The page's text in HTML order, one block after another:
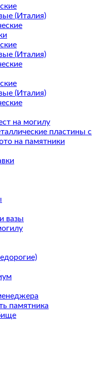
(Италия)
(Италия)
(Италия)
на могилу
пластины с
на памятники
вазы
памятника